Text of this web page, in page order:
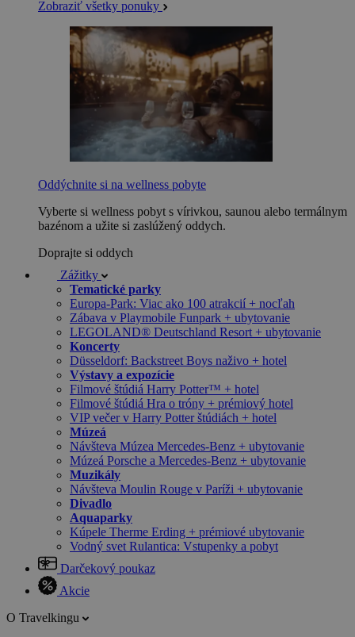
Zobraziť všetky ponuky
Oddýchnite si na wellness pobyte
Vyberte si wellness pobyt s vírivkou, saunou alebo termálnym
bazénom a užite si zaslúžený oddych.
Doprajte si oddych
Zážitky
Tematické parky
Europa-Park: Viac ako 100 atrakcií + nocľah
Zábava v Playmobile Funpark + ubytovanie
LEGOLAND® Deutschland Resort + ubytovanie
Koncerty
Düsseldorf: Backstreet Boys naživo + hotel
Výstavy a expozície
Filmové štúdiá Harry Potter™ + hotel
Filmové štúdiá Hra o tróny + prémiový hotel
VIP večer v Harry Potter štúdiách + hotel
Múzeá
Návšteva Múzea Mercedes-Benz + ubytovanie
Múzeá Porsche a Mercedes-Benz + ubytovanie
Muzikály
Návšteva Moulin Rouge v Paríži + ubytovanie
Divadlo
Aquaparky
Kúpele Therme Erding + prémiové ubytovanie
Vodný svet Rulantica: Vstupenky a pobyt
Darčekový poukaz
Akcie
O Travelkingu